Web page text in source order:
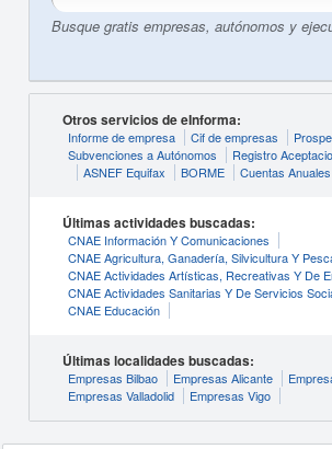
Busque gratis empresas, autónomos y
Otros servicios de eInforma:
Informe de empresa Cif de empresas
Subvenciones a Autónomos
Registro
ASNEF Equifax
BORME Cuentas Anuales
Últimas actividades buscadas:
CNAE Información Y Comunicaciones
CNAE Agricultura, Ganadería, Silvicultura Y
CNAE Actividades Artísticas, Recreativas Y De
CNAE Actividades Sanitarias Y De Servicios
CNAE Educación
Últimas localidades buscadas:
Empresas Bilbao Empresas Alicante
Empresas Valladolid
Empresas Vigo